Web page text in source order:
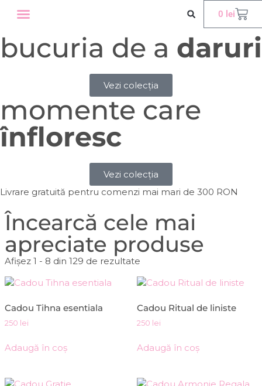
0 lei
bucuria de a daruri
Vezi colecția
momente care
înfloresc
Vezi colecția
Livrare gratuită pentru comenzi mai mari de 300 RON
Încearcă cele mai
apreciate produse
Afișez 1 - 8 din 129 de rezultate
Cadou Tihna esentiala
250 lei
Adaugă în coș
Cadou Ritual de liniste
250 lei
Adaugă în coș